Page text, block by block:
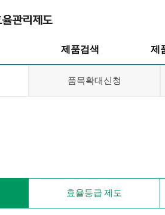
제품검색
프로그램
제
품목확대신청
효율등급 제도